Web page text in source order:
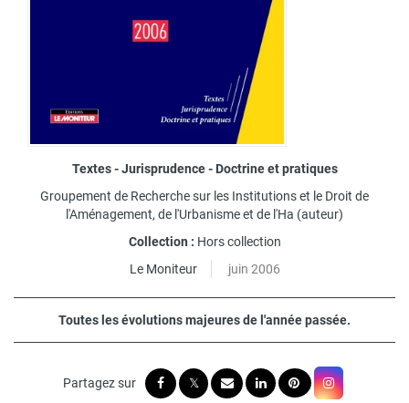
Textes - Jurisprudence - Doctrine et pratiques
Groupement de Recherche sur les Institutions et le Droit de
l'Aménagement, de l'Urbanisme et de l'Ha (auteur)
Collection : Hors collection
Le Moniteur
juin 2006
Toutes les évolutions majeures de l'année passée.